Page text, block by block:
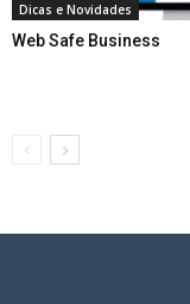
Dicas e Novidades
Web Safe Business